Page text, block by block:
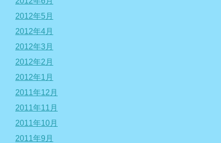
2012年5月
2012年4月
2012年3月
2012年2月
2012年1月
2011年12月
2011年11月
2011年10月
2011年9月